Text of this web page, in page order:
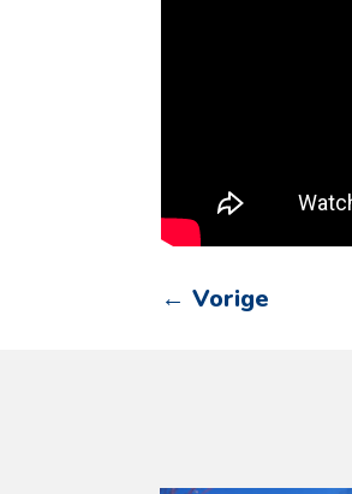
←Vorige